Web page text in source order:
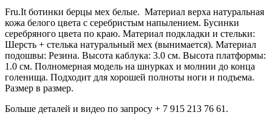
Fru.It ботинки берцы мех белые. Материал верха натуральная
кожа белого цвета с серебристым напылением. Бусинки
серебряного цвета по краю. Материал подкладки и стельки:
Шерсть + стелька натуральный мех (вынимается). Материал
подошвы: Резина. Высота каблука: 3.0 см. Высота платформы:
1.0 см. Полномерная модель на шнурках и молнии до конца
голенища. Подходит для хорошей полноты ноги и подъема.
Размер в размер.
Больше деталей и видео по запросу + 7 915 213 76 61.